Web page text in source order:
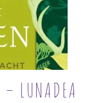
LUNADEA